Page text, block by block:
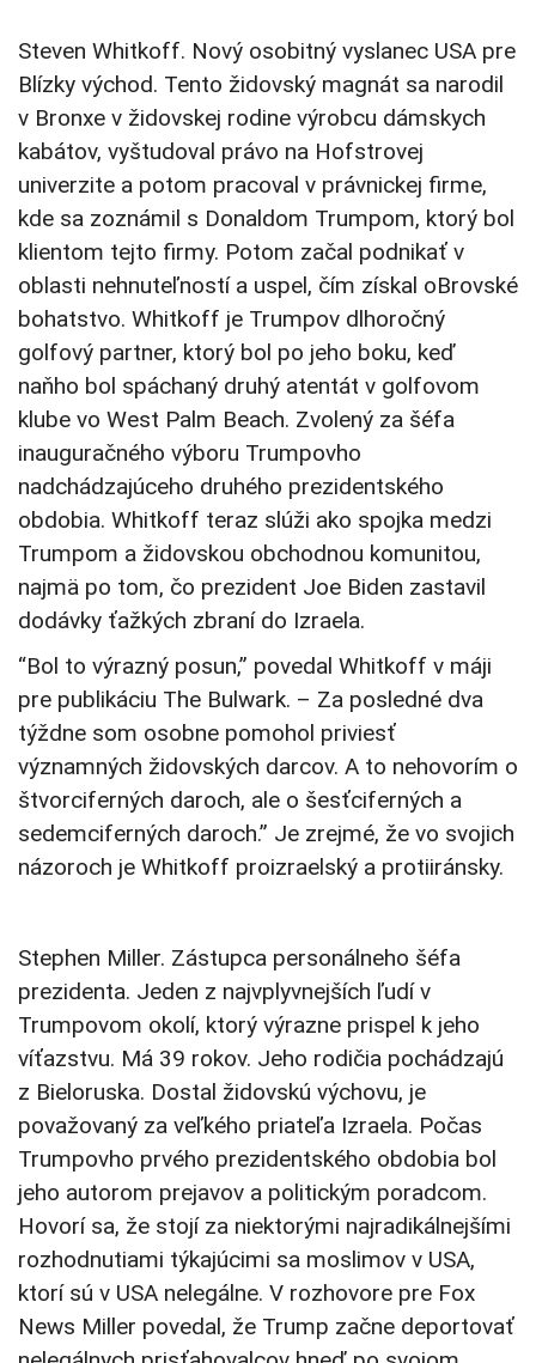
Steven Whitkoff. Nový osobitný vyslanec USA pre
Blízky východ. Tento židovský magnát sa narodil
v Bronxe v židovskej rodine výrobcu dámskych
kabátov, vyštudoval právo na Hofstrovej
univerzite a potom pracoval v právnickej firme,
kde sa zoznámil s Donaldom Trumpom, ktorý bol
klientom tejto firmy. Potom začal podnikať v
oblasti nehnuteľností a uspel, čím získal oBrovské
bohatstvo. Whitkoff je Trumpov dlhoročný
golfový partner, ktorý bol po jeho boku, keď
naňho bol spáchaný druhý atentát v golfovom
klube vo West Palm Beach. Zvolený za šéfa
inauguračného výboru Trumpovho
nadchádzajúceho druhého prezidentského
obdobia. Whitkoff teraz slúži ako spojka medzi
Trumpom a židovskou obchodnou komunitou,
najmä po tom, čo prezident Joe Biden zastavil
dodávky ťažkých zbraní do Izraela.
“Bol to výrazný posun,” povedal Whitkoff v máji
pre publikáciu The Bulwark. – Za posledné dva
týždne som osobne pomohol priviesť
významných židovských darcov. A to nehovorím o
štvorciferných daroch, ale o šesťciferných a
sedemciferných daroch.” Je zrejmé, že vo svojich
názoroch je Whitkoff proizraelský a protiiránsky.
Stephen Miller. Zástupca personálneho šéfa
prezidenta. Jeden z najvplyvnejších ľudí v
Trumpovom okolí, ktorý výrazne prispel k jeho
víťazstvu. Má 39 rokov. Jeho rodičia pochádzajú
z Bieloruska. Dostal židovskú výchovu, je
považovaný za veľkého priateľa Izraela. Počas
Trumpovho prvého prezidentského obdobia bol
jeho autorom prejavov a politickým poradcom.
Hovorí sa, že stojí za niektorými najradikálnejšími
rozhodnutiami týkajúcimi sa moslimov v USA,
ktorí sú v USA nelegálne. V rozhovore pre Fox
News Miller povedal, že Trump začne deportovať